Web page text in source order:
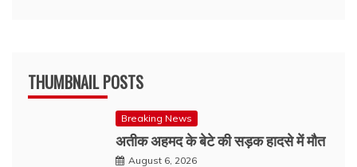
THUMBNAIL POSTS
Breaking News
अतीक अहमद के बेटे की सड़क हादसे में मौत
August 6, 2026